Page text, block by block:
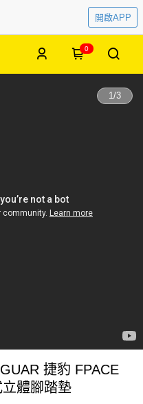
開啟APP
0
1/3
捷豹 FPACE
體腳踏墊